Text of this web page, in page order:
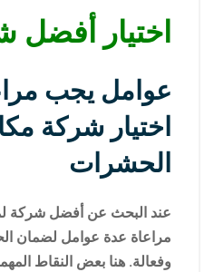
اختيار أفضل
عوامل يجب
اختيار شركة
الحشرات
عند البحث عن أفضل شركة
مراعاة عدة عوامل لضمان
وفعالة. هنا بعض النقاط